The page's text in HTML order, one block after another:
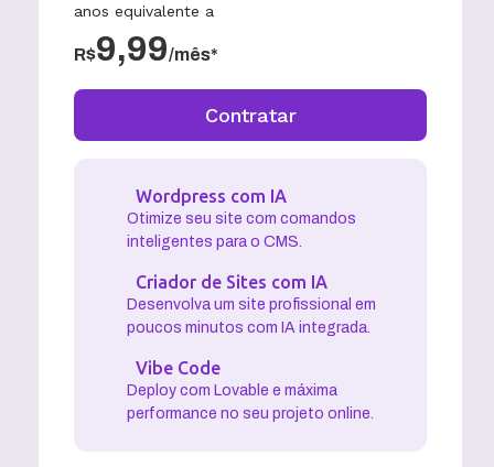
anos equivalente a
R$9,99/mês*
Contratar
Wordpress com IA
Otimize seu site com comandos
inteligentes para o CMS.
Criador de Sites com IA
Desenvolva um site profissional em
poucos minutos com IA integrada.
Vibe Code
Deploy com Lovable e máxima
performance no seu projeto online.